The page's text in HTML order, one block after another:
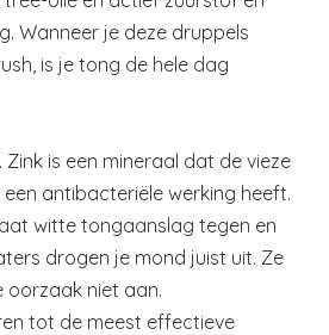
Wanneer je deze druppels
is je tong de hele dag
is een mineraal dat de vieze
antibacteriële werking heeft.
witte tongaanslag tegen en
drogen je mond juist uit. Ze
oorzaak niet aan.
tot de meest effectieve